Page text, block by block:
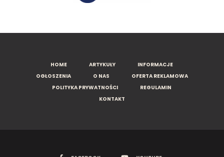
HOME ARTYKUŁY
INFORMACJE
OGŁOSZENIA
O NAS
OFERTA REKLAMOWA
POLITYKA PRYWATNOŚCI
REGULAMIN
KONTAKT